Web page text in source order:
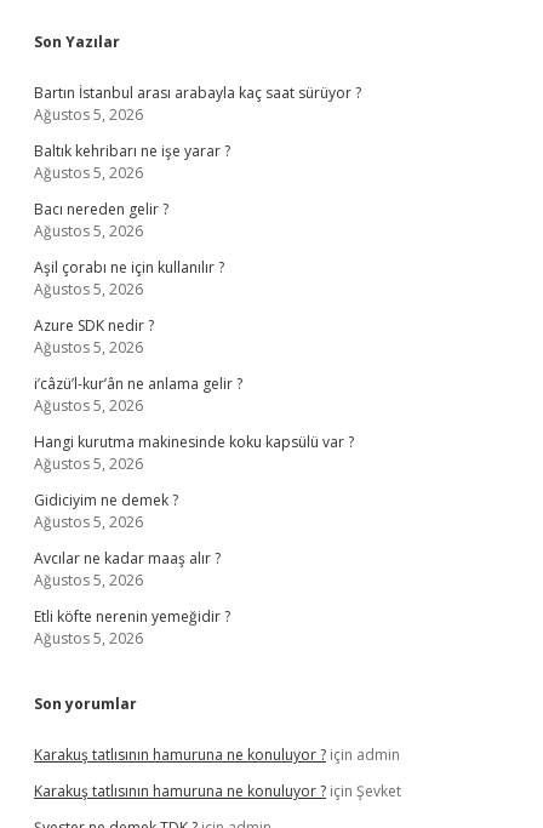
Sidebar
Son Yazılar
Bartın İstanbul arası arabayla kaç saat sürüyor ?
Ağustos 5, 2026
Baltık kehribarı ne işe yarar ?
Ağustos 5, 2026
Bacı nereden gelir ?
Ağustos 5, 2026
Aşil çorabı ne için kullanılır ?
Ağustos 5, 2026
Azure SDK nedir ?
Ağustos 5, 2026
i’câzü’l-kur’ân ne anlama gelir ?
Ağustos 5, 2026
Hangi kurutma makinesinde koku kapsülü var ?
Ağustos 5, 2026
Gidiciyim ne demek ?
Ağustos 5, 2026
Avcılar ne kadar maaş alır ?
Ağustos 5, 2026
Etli köfte nerenin yemeğidir ?
Ağustos 5, 2026
Son yorumlar
Karakuş tatlısının hamuruna ne konuluyor ? için admin
Karakuş tatlısının hamuruna ne konuluyor ? için Şevket